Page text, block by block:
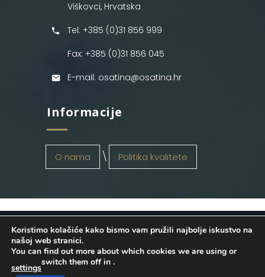
Viškovci, Hrvatska
Tel: +385 (0)31 856 999
Fax: +385 (0)31 856 045
E-mail: osatina@osatina.hr
Informacije
O nama Politika kvalitete
OSATINA GRUPA d.o.o. 2026
. Configured
byINFOS Osijek. Sva prava pridržana.
Koristimo kolačiće kako bismo vam pružili najbolje iskustvo na
našoj web stranici.
You can find out more about which cookies we are using or
switch them off in
settings
.